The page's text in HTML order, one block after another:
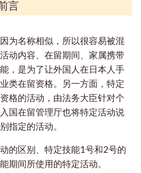
言
为名称相似，所以很容易被混
动内容、在留期间、家属携带
，是为了让外国人在日本人手
类在留资格。另一方面，特定
格的活动，由法务大臣针对个
国在留管理厅也将特定活动说
指定的活动。
的区别、特定技能1号和2号的
期间所使用的特定活动。